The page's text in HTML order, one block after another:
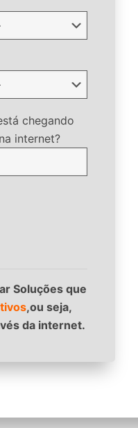
chegando
internet?
Soluções que
,ou seja,
da internet.